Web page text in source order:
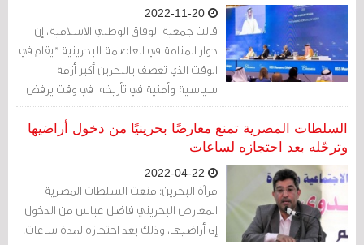
قالت جمعية الوفاق الوطني الاسلامية، إن
حوار المنامة في العاصمة البحرينية "يقام في
الوقت الذي تعصف بالبحرين أكبر أزمة
سياسية وأمنية في تأريخه، في وقت يرفض
فيها النظام كل دعوات الأمم المتحدة والعالم
له بالحوار مع الشعب الذي يدفع ثمناً باهضاً
بسبب مطالباته بالتحول الديمقراطي
والعدالة الاجتماعية واحترام حقوق الإنسان".
السلطات المصرية تمنع معارضًا بحرينيًا من دخول أراضيها
وترحّله بعد احتجازه لساعات
مرآة البحرين: منعت السلطات المصرية
المعارض البحريني فاضل عباس من الدخول
إلى أراضيها، وذلك بعد احتجازه لمدة ساعات.